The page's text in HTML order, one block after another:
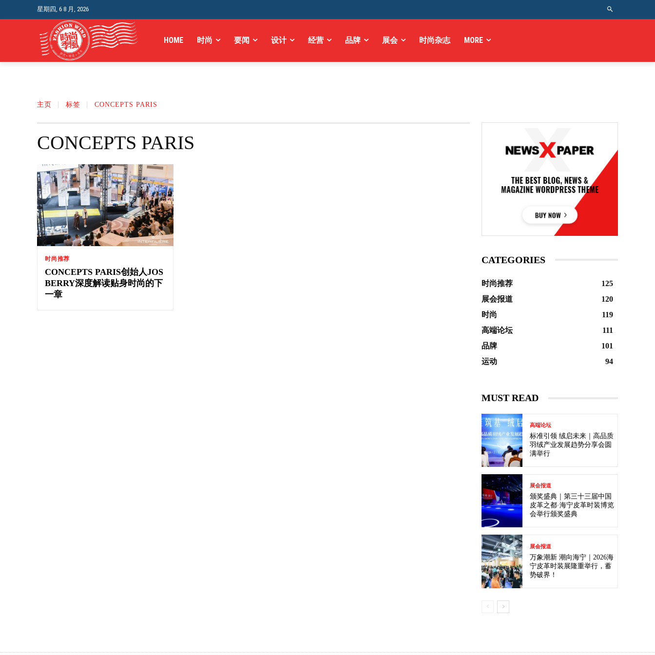
星期四, 6 8 月, 2026
HOME 时尚 要闻 设计 经营 品牌 展会 时尚杂志 MORE
主页 标签 CONCEPTS PARIS
CONCEPTS PARIS
时尚推荐
CONCEPTS PARIS创始人JOS
BERRY深度解读贴身时尚的下
一章
CATEGORIES
时尚推荐
125
展会报道
120
时尚
119
高端论坛
111
品牌
101
运动
94
MUST READ
高端论坛
标准引领 绒启未来｜高品质
羽绒产业发展趋势分享会圆
满举行
展会报道
颁奖盛典｜第三十三届中国
皮革之都·海宁皮革时装博览
会举行颁奖盛典
展会报道
万象潮新 潮向海宁｜2026海
宁皮革时装展隆重举行，蓄
势破界！